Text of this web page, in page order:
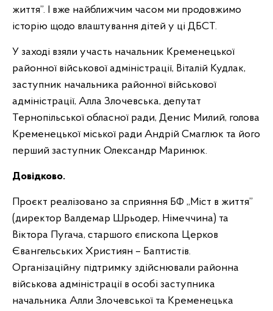
життя”. І вже найближчим часом ми продовжимо
історію щодо влаштування дітей у ці ДБСТ.
У заході взяли участь начальник Кременецької
районної військової адміністрації, Віталій Кудлак,
заступник начальника районної військової
адміністрації, Алла Злочевська, депутат
Тернопільської обласної ради, Денис Милий, голова
Кременецької міської ради Андрій Смаглюк та його
перший заступник Олександр Маринюк.
Довідково.
Проєкт реалізовано за сприяння БФ ,,Міст в життя”
(директор Валдемар Шрьодер, Німеччина) та
Віктора Пугача, старшого єпископа Церков
Євангельських Християн – Баптистів.
Організаційну підтримку здійснювали районна
військова адміністрації в особі заступника
начальника Алли Злочевської та Кременецька